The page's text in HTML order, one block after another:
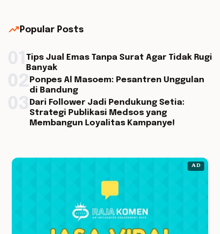
trending_up Popular Posts
Tips Jual Emas Tanpa Surat Agar Tidak Rugi
Banyak
Ponpes Al Masoem: Pesantren Unggulan
di Bandung
Dari Follower Jadi Pendukung Setia:
Strategi Publikasi Medsos yang
Membangun Loyalitas Kampanye!
AD